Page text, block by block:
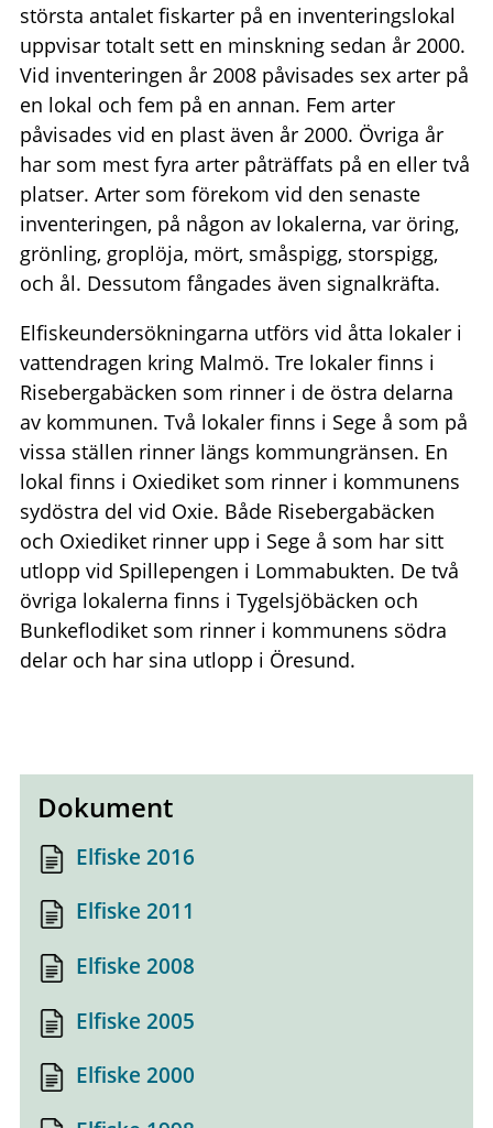
största antalet fiskarter på en inventeringslokal
uppvisar totalt sett en minskning sedan år 2000.
Vid inventeringen år 2008 påvisades sex arter på
en lokal och fem på en annan. Fem arter
påvisades vid en plast även år 2000. Övriga år
har som mest fyra arter påträffats på en eller två
platser. Arter som förekom vid den senaste
inventeringen, på någon av lokalerna, var öring,
grönling, groplöja, mört, småspigg, storspigg,
och ål. Dessutom fångades även signalkräfta.
Elfiskeundersökningarna utförs vid åtta lokaler i
vattendragen kring Malmö. Tre lokaler finns i
Risebergabäcken som rinner i de östra delarna
av kommunen. Två lokaler finns i Sege å som på
vissa ställen rinner längs kommungränsen. En
lokal finns i Oxiediket som rinner i kommunens
sydöstra del vid Oxie. Både Risebergabäcken
och Oxiediket rinner upp i Sege å som har sitt
utlopp vid Spillepengen i Lommabukten. De två
övriga lokalerna finns i Tygelsjöbäcken och
Bunkeflodiket som rinner i kommunens södra
delar och har sina utlopp i Öresund.
Dokument
Elfiske 2016
Elfiske 2011
Elfiske 2008
Elfiske 2005
Elfiske 2000